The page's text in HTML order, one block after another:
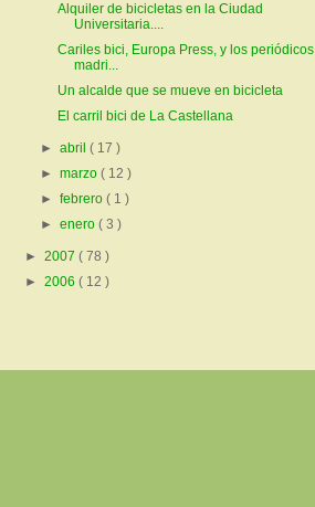
Alquiler de bicicletas en la Ciudad
Universitaria....
Cariles bici, Europa Press, y los periódicos
madri...
Un alcalde que se mueve en bicicleta
El carril bici de La Castellana
►abril( 17 )
►marzo( 12 )
►febrero( 1 )
►enero( 3 )
► 2007 ( 78 )
► 2006 ( 12 )